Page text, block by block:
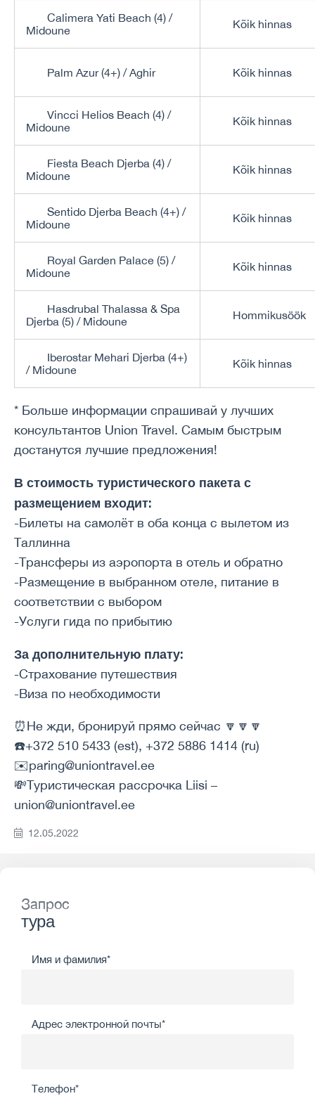
Calimera Yati Beach (4) /
Midoune
Kõik hinnas
Palm Azur (4+) / Aghir Kõik hinnas
Vincci Helios Beach (4) /
Midoune
Kõik hinnas
Fiesta Beach Djerba (4) /
Midoune
Kõik hinnas
Sentido Djerba Beach (4+) /
Midoune
Kõik hinnas
Royal Garden Palace (5) /
Midoune
Kõik hinnas
Hasdrubal Thalassa & Spa
Djerba (5) / Midoune
Hommikusöök
Iberostar Mehari Djerba (4+)
/ Midoune
Kõik hinnas
* Больше информации спрашивай у лучших
консультантов Union Travel. Самым быстрым
достанутся лучшие предложения!
В стоимость туристического пакета с
размещением входит:
-Билеты на самолёт в оба конца с вылетом из
Таллинна
-Трансферы из аэропорта в отель и обратно
-Размещение в выбранном отеле, питание в
соответствии с выбором
-Услуги гида по прибытию
За дополнительную плату:
-Страхование путешествия
-Виза по необходимости
⏰Не жди, бронируй прямо сейчас 🔽🔽🔽
☎️+372 510 5433 (est), +372 5886 1414 (ru)
✉️paring@uniontravel.ee
💸Туристическая рассрочка Liisi –
union@uniontravel.ee
12.05.2022
Запрос
тура
Имя и фамилия*
Адрес электронной почты*
Телефон*